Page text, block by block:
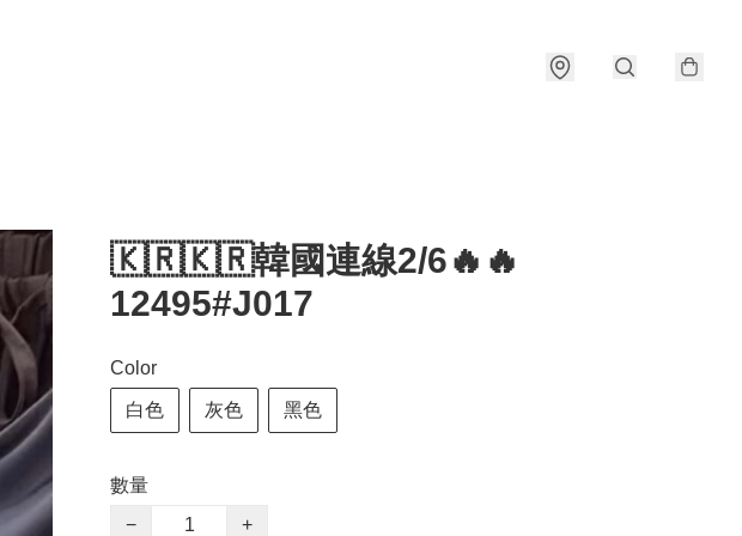
🇰🇷🇰🇷韓國連線2/6🔥🔥
12495#J017
Color
白色 灰色 黑色
數量
−
+